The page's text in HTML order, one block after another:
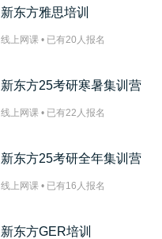
新东方雅思培训
线上网课 • 已有20 人报名
新东方25考研寒暑集训营
线上网课 • 已有22 人报名
新东方25考研全年集训营
线上网课 • 已有16 人报名
新东方GER培训